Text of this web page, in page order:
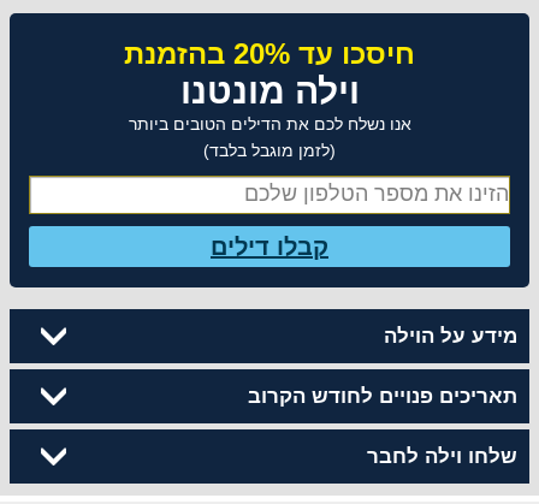
חיסכו עד 20% בהזמנת
וילה מונטנו
אנו נשלח לכם את הדילים הטובים ביותר
(לזמן מוגבל בלבד)
קבלו דילים
מידע על הוילה
תאריכים פנויים לחודש הקרוב
שלחו וילה לחבר